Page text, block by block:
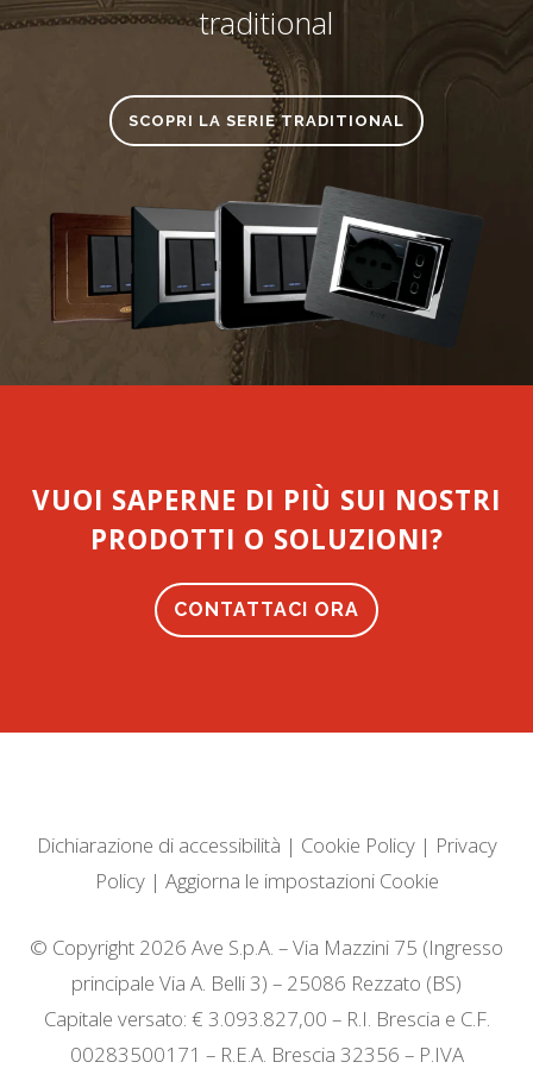
traditional
SCOPRI LA SERIE TRADITIONAL
VUOI SAPERNE DI PIÙ SUI NOSTRI
PRODOTTI O SOLUZIONI?
CONTATTACI ORA
Dichiarazione di accessibilità | Cookie Policy| Privacy
Policy| Aggiorna le impostazioni Cookie
© Copyright 2026 Ave S.p.A. – Via Mazzini 75 (Ingresso
principale Via A. Belli 3) – 25086 Rezzato (BS)
Capitale versato: € 3.093.827,00 – R.I. Brescia e C.F.
00283500171 – R.E.A. Brescia 32356 – P.IVA